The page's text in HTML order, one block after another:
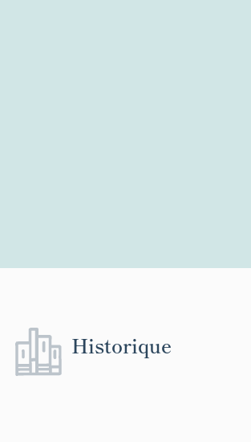
Historique